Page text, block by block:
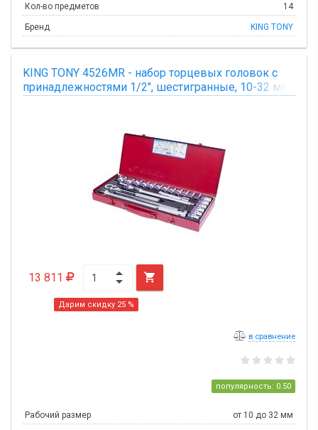
Кол-во предметов 14
Бренд KING TONY
KING TONY 4526MR - набор торцевых головок с
принадлежностями 1/2", шестигранные, 10-32 мм,
13 811 
Дарим скидку 25 %
в сравнение
популярность: 0.50
Рабочий размер от 10 до 32 мм